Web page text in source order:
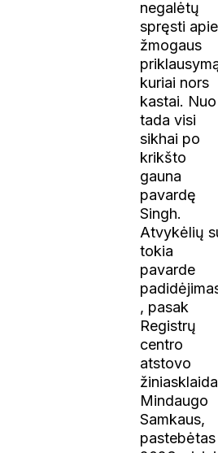
negalėtų
spręsti apie
žmogaus
kuriai nors
kastai. Nuo
tada visi
sikhai po
krikšto
gauna
pavardę
Singh.
Atvykėlių
tokia
pavarde
, pasak
Registrų
centro
atstovo
Mindaugo
Samkaus,
pastebėtas